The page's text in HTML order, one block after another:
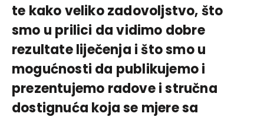
te kako veliko zadovoljstvo, što
smo u prilici da vidimo dobre
rezultate liječenja i što smo u
mogućnosti da publikujemo i
prezentujemo radove i stručna
dostignuća koja se mjere sa